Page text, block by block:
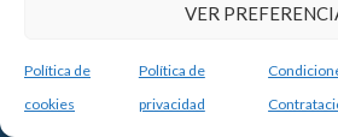
VER
Política de
cookies
Política de
privacidad
Política de